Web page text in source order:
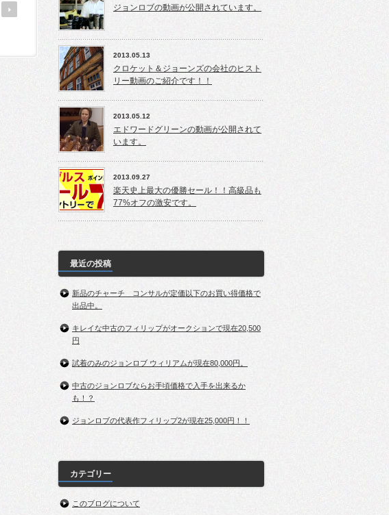
ジョンロブの動画が公開されています。
2013.05.13
クロケット＆ジョーンズの会社のヒスト
リー動画のご紹介です！！
2013.05.12
エドワードグリーンの動画が公開されて
います。
2013.09.27
楽天史上最大の優勝セール！！高級品も
77%オフの激安です。
最近の投稿
新品のチャーチ コンサルが定価以下のお買い得価格で
出品中。
キレイな中古のフィリップがオークションで現在20,500
円
試着のみのジョンロブ ウィリアムが現在80,000円。
中古のジョンロブならお手頃価格で入手を出来るか
も！？
ジョンロブの代表作フィリップ2が現在25,000円！！
カテゴリー
このブログについて